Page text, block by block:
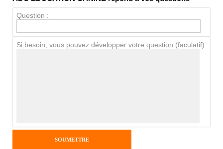
Question :
Si besoin, vous pouvez développer votre question (faculatif)